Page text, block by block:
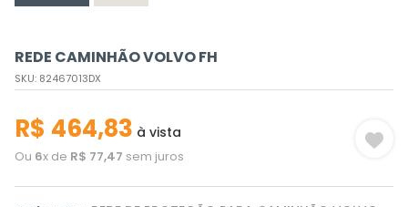
REDE CAMINHÃO VOLVO FH
SKU: 82467013DX
R$ 464,83 à vista
Ou 6x de R$ 77,47 sem juros